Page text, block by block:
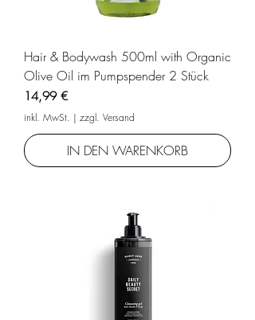
Hair & Bodywash 500ml with Organic
Olive Oil im Pumpspender 2 Stück
Preis
14,99 €
inkl. MwSt. | zzgl. Versand
IN DEN WARENKORB